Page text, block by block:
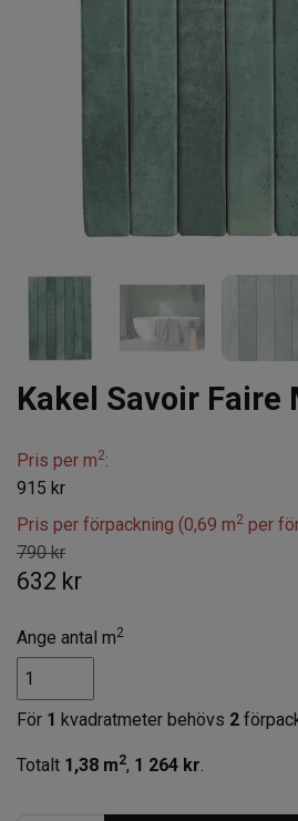
Kakel Savoir Faire
Pris per m2:
915 kr
Pris per förpackning (0,69 m2 per
790 kr
632 kr
Ange antal m2
För 1 kvadratmeter behövs 2
Totalt 1,38 m2, 1 264 kr.